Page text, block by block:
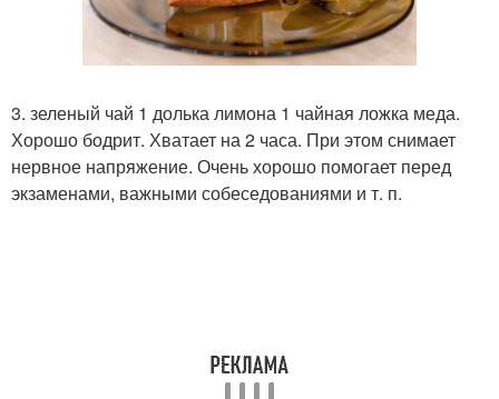
3. зеленый чай 1 долька лимона 1 чайная ложка меда.
Хорошо бодрит. Хватает на 2 часа. При этом снимает
нервное напряжение. Очень хорошо помогает перед
экзаменами, важными собеседованиями и т. п.